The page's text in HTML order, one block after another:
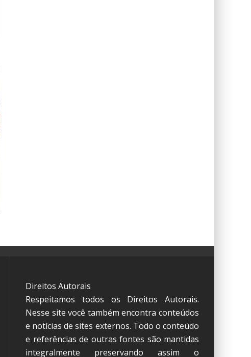
Direitos Autorais
Respeitamos todos os Direitos Autorais.
Nesse site você também encontra conteúdos
e notícias de sites externos. Todo o conteúdo
e referências de outras fontes são mantidas
integralmente preservando assim o